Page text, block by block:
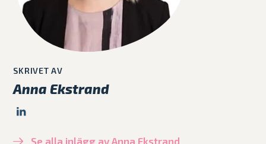
SKRIVET AV
Anna Ekstrand
Se alla inlägg av Anna Ekstrand